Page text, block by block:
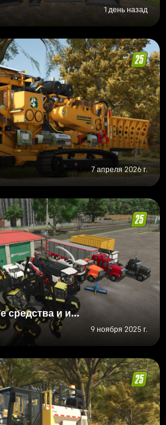
1 день назад
7 апреля 2026 г.
FS19 Транспортные средства и инструменты (L-R)
9 ноября 2025 г.